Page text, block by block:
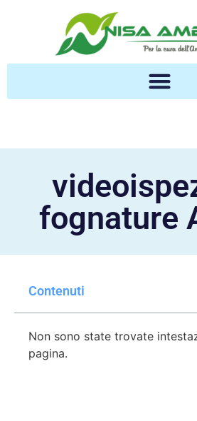
fognature
Contenuti
Non sono state trovate
pagina.